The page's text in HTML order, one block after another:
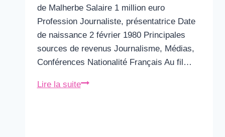
de Malherbe Salaire 1 million euro
Profession Journaliste, présentatrice Date
de naissance 2 février 1980 Principales
sources de revenus Journalisme, Médias,
Conférences Nationalité Français Au fil…
Lire la suiteApolline